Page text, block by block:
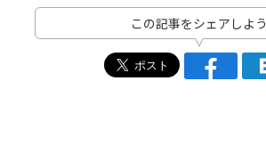
この記事をシェアしよう